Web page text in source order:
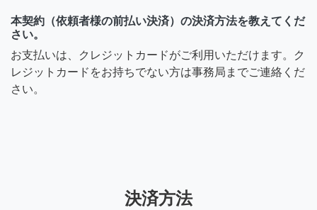
本契約（依頼者様の前払い決済）の決済方法を教えてくだ
さい。
お支払いは、クレジットカードがご利用いただけます。ク
レジットカードをお持ちでない方は事務局までご連絡くだ
さい。
決済方法